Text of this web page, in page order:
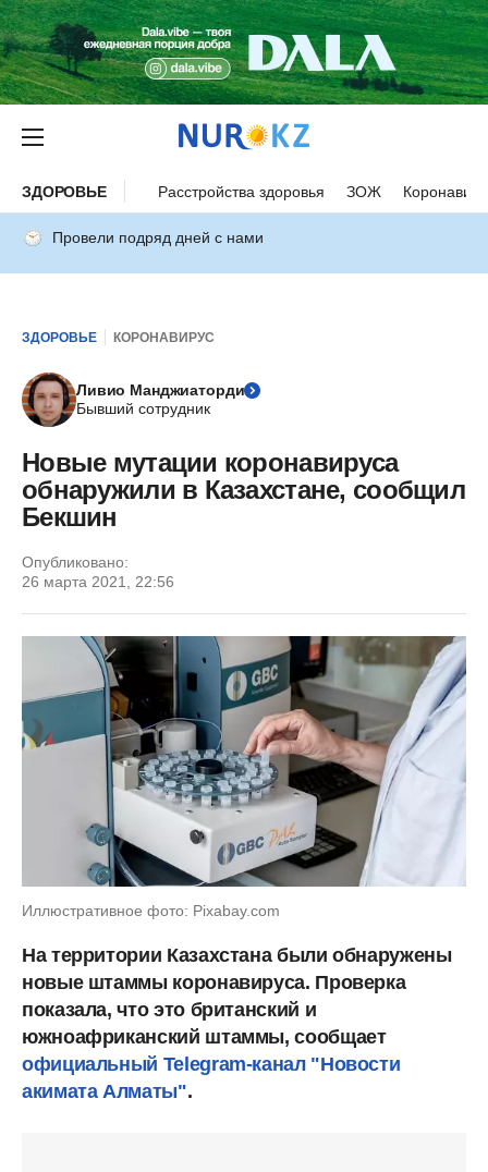
ЗДОРОВЬЕ Расстройства здоровья ЗОЖ
Провели подряд дней с нами
ЗДОРОВЬЕ КОРОНАВИРУС
Ливио Манджиаторди
Бывший сотрудник
Новые мутации коронавируса
обнаружили в Казахстане, сообщил
Бекшин
Опубликовано:
26 марта 2021, 22:56
Иллюстративное фото: Pixabay.com
На территории Казахстана были обнаружены
новые штаммы коронавируса. Проверка
показала, что это британский и
южноафриканский штаммы, сообщает
официальный Telegram-канал "Новости
акимата Алматы".